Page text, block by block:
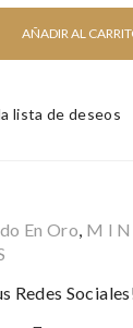
AÑADIR AL
lista de deseos
En Oro, M I N
Redes